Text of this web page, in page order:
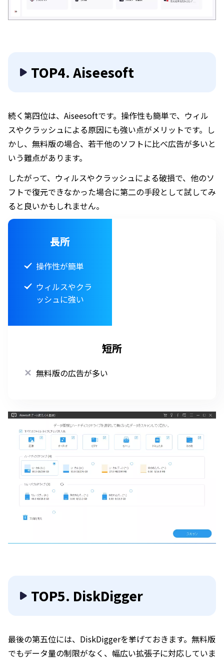
TOP4. Aiseesoft
続く第四位は、Aiseesoftです。操作性も簡単で、ウィル
スやクラッシュによる原因にも強い点がメリットです。し
かし、無料版の場合、若干他のソフトに比べ広告が多いと
いう難点があります。
したがって、ウィルスやクラッシュによる破損で、他のソ
フトで復元できなかった場合に第二の手段として試してみ
ると良いかもしれません。
長所
操作性が簡単
ウィルスやクラ
ッシュに強い
短所
無料版の広告が多い
TOP5. DiskDigger
最後の第五位には、DiskDiggerを挙げておきます。無料版
でもデータ量の制限がなく、幅広い拡張子に対応していま